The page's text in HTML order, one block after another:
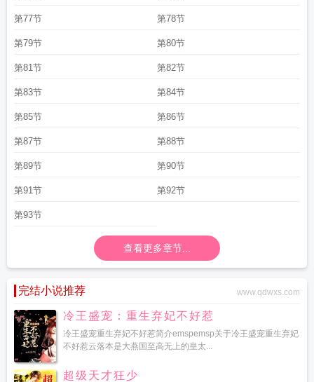
第77节 第78节
第79节 第80节
第81节 第82节
第83节 第84节
第85节 第86节
第87节 第88节
第89节 第90节
第91节 第92节
第93节
查看更多章节...
完结小说推荐 www.qdwxs.com
冷王盛宠：重生弃妃不好惹
冷王盛宠重生弃妃不好惹简介emspemsp关于冷王盛宠重生弃妃
不好惹云落本是大燕国至高无上的皇太...
超级天才狂少